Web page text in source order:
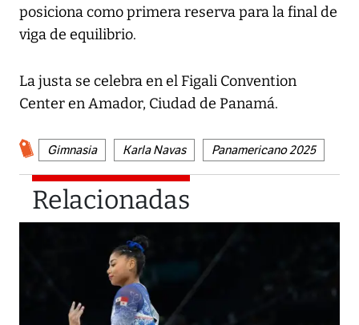
posiciona como primera reserva para la final de
viga de equilibrio.
La justa se celebra en el Figali Convention
Center en Amador, Ciudad de Panamá.
Gimnasia Karla Navas Panamericano 2025
Relacionadas